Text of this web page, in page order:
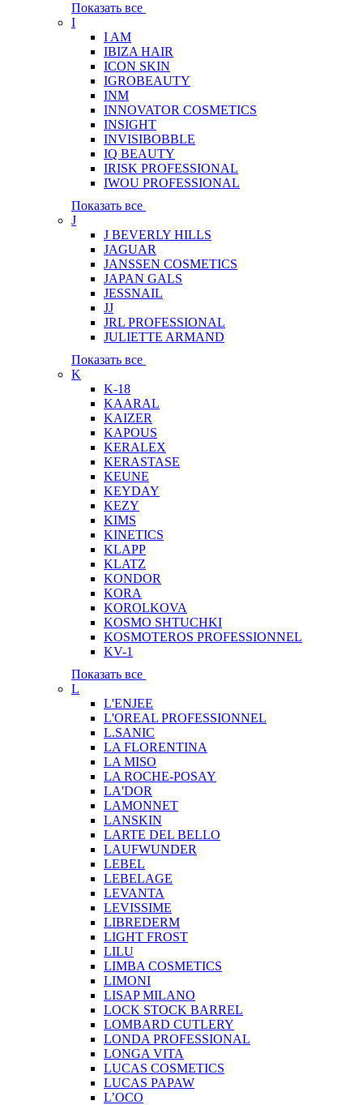
Показать все
I
I AM
IBIZA HAIR
ICON SKIN
IGROBEAUTY
INM
INNOVATOR COSMETICS
INSIGHT
INVISIBOBBLE
IQ BEAUTY
IRISK PROFESSIONAL
IWOU PROFESSIONAL
Показать все
J
J BEVERLY HILLS
JAGUAR
JANSSEN COSMETICS
JAPAN GALS
JESSNAIL
JJ
JRL PROFESSIONAL
JULIETTE ARMAND
Показать все
K
K-18
KAARAL
KAIZER
KAPOUS
KERALEX
KERASTASE
KEUNE
KEYDAY
KEZY
KIMS
KINETICS
KLAPP
KLATZ
KONDOR
KORA
KOROLKOVA
KOSMO SHTUCHKI
KOSMOTEROS PROFESSIONNEL
KV-1
Показать все
L
L'ENJEE
L'OREAL PROFESSIONNEL
L.SANIC
LA FLORENTINA
LA MISO
LA ROCHE-POSAY
LA'DOR
LAMONNET
LANSKIN
LARTE DEL BELLO
LAUFWUNDER
LEBEL
LEBELAGE
LEVANTA
LEVISSIME
LIBREDERM
LIGHT FROST
LILU
LIMBA COSMETICS
LIMONI
LISAP MILANO
LOCK STOCK BARREL
LOMBARD CUTLERY
LONDA PROFESSIONAL
LONGA VITA
LUCAS COSMETICS
LUCAS PAPAW
L’OCO